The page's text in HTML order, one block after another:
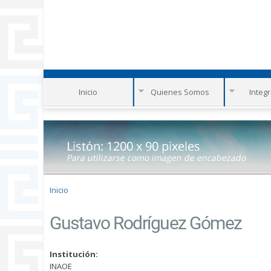
Inicio Quienes Somos
Se encuentra usted aquí
Inicio
Gustavo Rodríguez Gómez
Institución:
INAOE